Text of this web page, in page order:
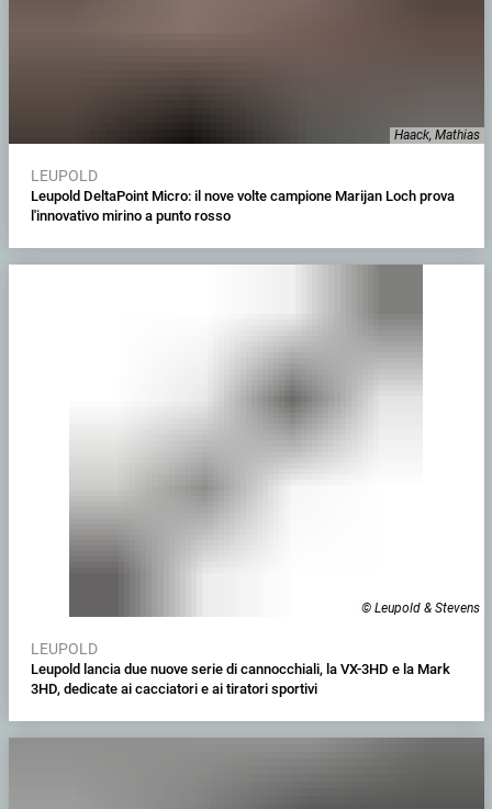
Haack, Mathias
LEUPOLD
Leupold DeltaPoint Micro: il nove volte campione Marijan Loch prova
l'innovativo mirino a punto rosso
© Leupold & Stevens
LEUPOLD
Leupold lancia due nuove serie di cannocchiali, la VX-3HD e la Mark
3HD, dedicate ai cacciatori e ai tiratori sportivi